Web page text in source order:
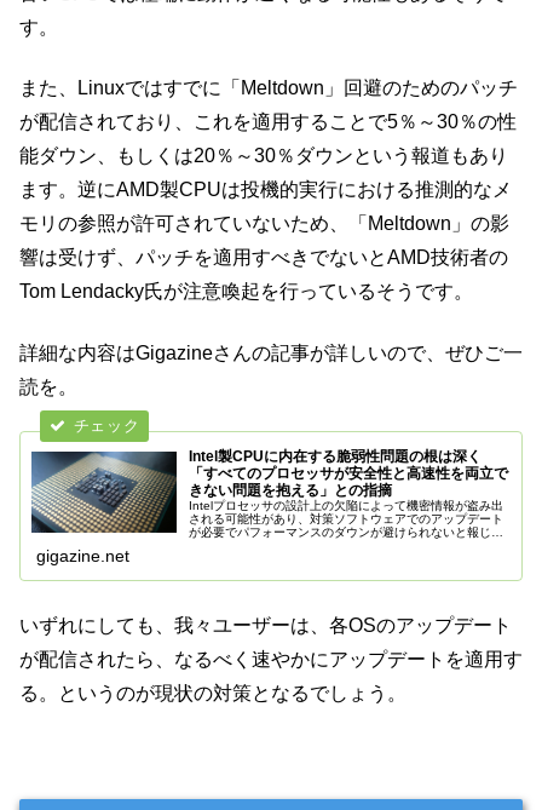
す。
また、Linuxではすでに「Meltdown」回避のためのパッチ
が配信されており、これを適用することで5％～30％の性
能ダウン、もしくは20％～30％ダウンという報道もあり
ます。逆にAMD製CPUは投機的実行における推測的なメ
モリの参照が許可されていないため、「Meltdown」の影
響は受けず、パッチを適用すべきでないとAMD技術者の
Tom Lendacky氏が注意喚起を行っているそうです。
詳細な内容はGigazineさんの記事が詳しいので、ぜひご一
読を。
Intel製CPUに内在する脆弱性問題の根は深く
「すべてのプロセッサが安全性と高速性を両立で
きない問題を抱える」との指摘
Intelプロセッサの設計上の欠陥によって機密情報が盗み出
される可能性があり、対策ソフトウェアでのアップデート
が必要でパフォーマンスのダウンが避けられないと報じら
gigazine.net
いずれにしても、我々ユーザーは、各OSのアップデート
が配信されたら、なるべく速やかにアップデートを適用す
る。というのが現状の対策となるでしょう。